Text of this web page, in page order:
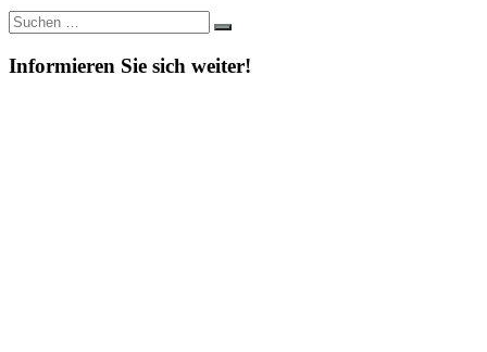
Suche
nach:
Suchen
Informieren Sie sich weiter!